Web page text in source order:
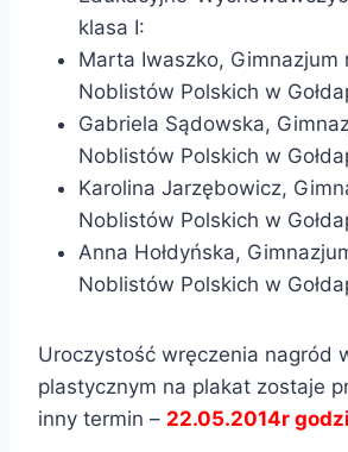
klasa I:
Marta Iwaszko, Gimnazjum
Noblistów Polskich w
Gabriela Sądowska,
Noblistów Polskich w
Karolina Jarzębowicz,
Noblistów Polskich w
Anna Hołdyńska,
Noblistów Polskich w
Uroczystość wręczenia nagród
plastycznym na plakat zostaje
inny termin – 22.05.2014r